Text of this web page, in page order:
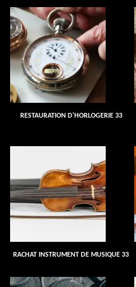
RESTAURATION D'HORLOGERIE 33
RACHAT INSTRUMENT DE MUSIQUE 33